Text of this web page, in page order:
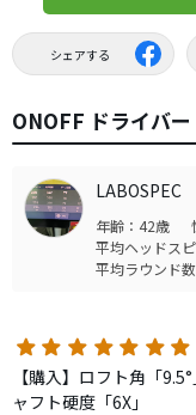
シェアする
ONOFF ドライバ
LABOSPEC
年齢：42歳
平均ヘッドス
平均ラウンド
【購入】ロフト角「
ャフト硬度「6X」